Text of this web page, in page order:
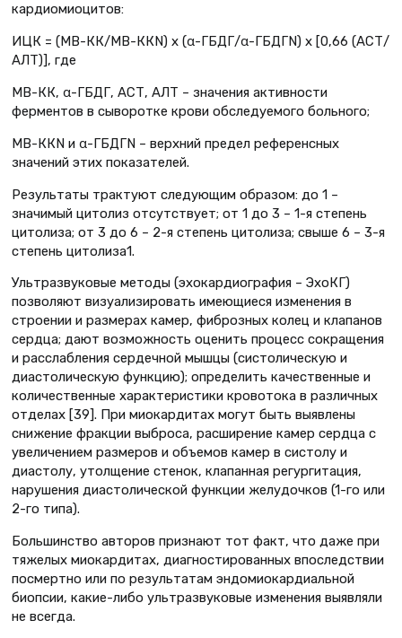
кардиомиоцитов:
ИЦК = (МВ-КК/МВ-ККN) х (α-ГБДГ/α-ГБДГN) х [0,66 (АСТ/
АЛТ)], где
МВ-КК, α-ГБДГ, АСТ, АЛТ – значения активности
ферментов в сыворотке крови обследуемого больного;
МВ-ККN и α-ГБДГN – верхний предел референсных
значений этих показателей.
Результаты трактуют следующим образом: до 1 –
значимый цитолиз отсутствует; от 1 до 3 – 1-я степень
цитолиза; от 3 до 6 – 2-я степень цитолиза; свыше 6 – 3-я
степень цитолиза1.
Ультразвуковые методы (эхокардиография – ЭхоКГ)
позволяют визуализировать имеющиеся изменения в
строении и размерах камер, фиброзных колец и клапанов
сердца; дают возможность оценить процесс сокращения
и расслабления сердечной мышцы (систолическую и
диастолическую функцию); определить качественные и
количественные характеристики кровотока в различных
отделах [39]. При миокардитах могут быть выявлены
снижение фракции выброса, расширение камер сердца с
увеличением размеров и объемов камер в систолу и
диастолу, утолщение стенок, клапанная регургитация,
нарушения диастолической функции желудочков (1-го или
2-го типа).
Большинство авторов признают тот факт, что даже при
тяжелых миокардитах, диагностированных впоследствии
посмертно или по результатам эндомиокардиальной
биопсии, какие-либо ультразвуковые изменения выявляли
не всегда.